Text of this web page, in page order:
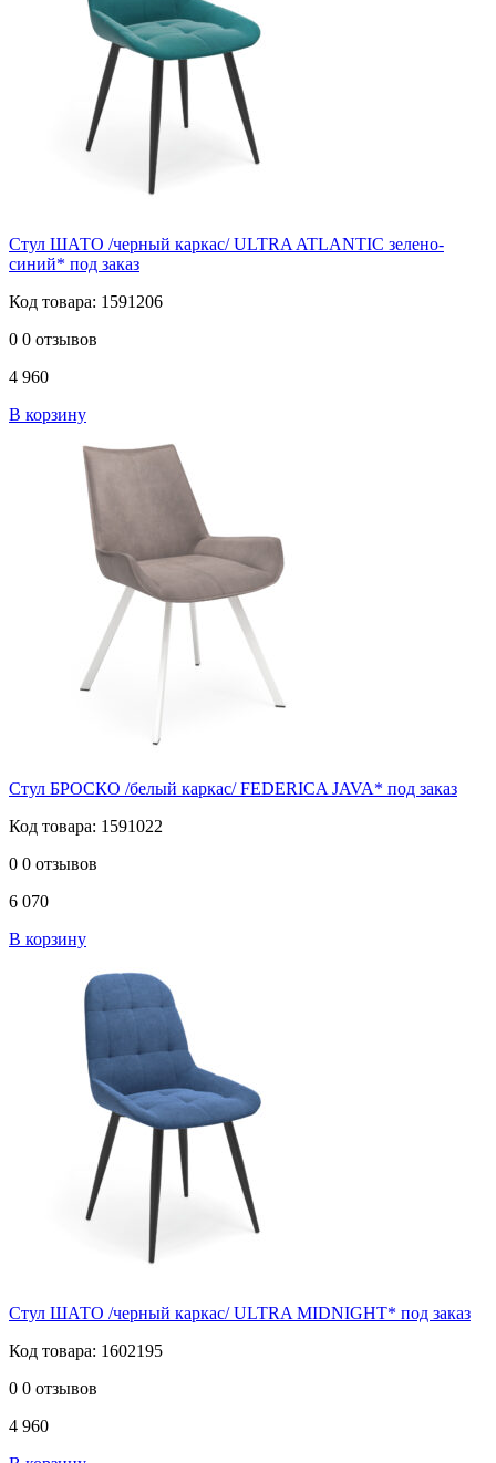
Стул ШАТО /черный каркас/ ULTRA ATLANTIC зелено-
синий* под заказ
Код товара: 1591206
0 0 отзывов
4 960
В корзину
Стул БРОСКО /белый каркас/ FEDERICA JAVA* под заказ
Код товара: 1591022
0 0 отзывов
6 070
В корзину
Стул ШАТО /черный каркас/ ULTRA MIDNIGHT* под заказ
Код товара: 1602195
0 0 отзывов
4 960